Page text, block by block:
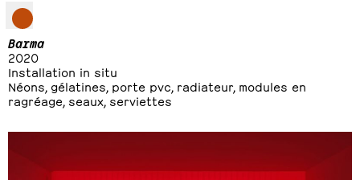
Barma
2020
Installation in situ
Néons, gélatines, porte pvc, radiateur, modules en
ragréage, seaux, serviettes